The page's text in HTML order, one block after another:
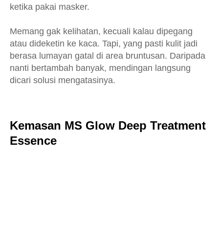
ketika pakai masker.
Memang gak kelihatan, kecuali kalau dipegang
atau dideketin ke kaca. Tapi, yang pasti kulit jadi
berasa lumayan gatal di area bruntusan. Daripada
nanti bertambah banyak, mendingan langsung
dicari solusi mengatasinya.
Kemasan MS Glow Deep Treatment
Essence